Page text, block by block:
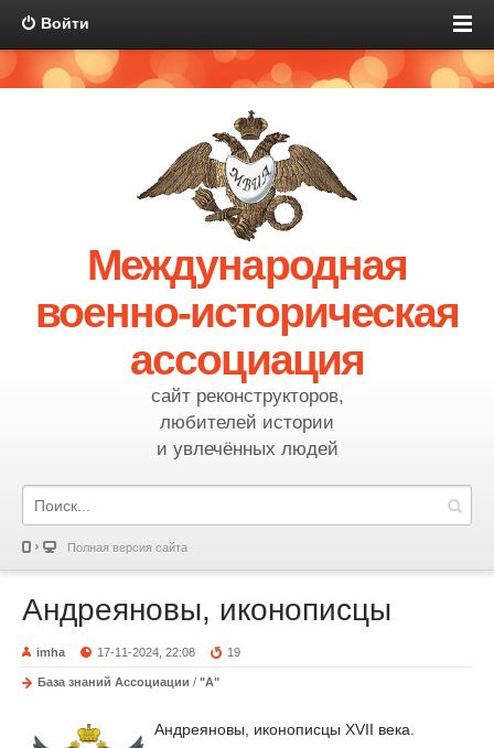
Войти
Международная
военно-историческая
ассоциация
сайт реконструкторов,
любителей истории
и увлечённых людей
Полная версия сайта
Андреяновы, иконописцы
imha 17-11-2024, 22:08 19
База знаний Ассоциации / "А"
Андреяновы, иконописцы ХVII века.